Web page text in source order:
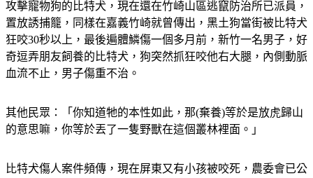
攻擊寵物狗的比特犬，現在還在竹崎山區逃竄防治所已派員，
置放誘捕籠，同樣在嘉義竹崎就曾傳出，黑土狗當街被比特犬
狂咬30秒以上，最後遍體鱗傷一個多月前，新竹一名男子，好
奇逗弄朋友飼養的比特犬，狗突然抓狂咬他右大腿，內側動脈
其他民眾：「你知道牠的本性如此，那(棄養)等於是放虎歸山